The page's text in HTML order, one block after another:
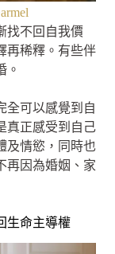
找不回自我價
再稀釋。有些伴
。
全可以感覺到自
真正感受到自己
及情慾，同時也
再因為婚姻、家
生命主導權